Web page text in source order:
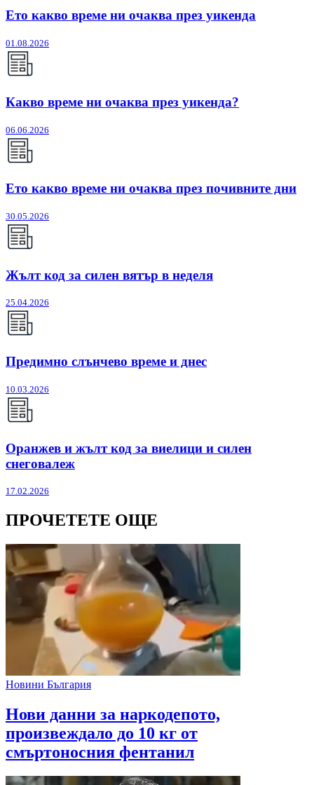
Ето какво време ни очаква през уикенда
01.08.2026
Какво време ни очаква през уикенда?
06.06.2026
Ето какво време ни очаква през почивните дни
30.05.2026
Жълт код за силен вятър в неделя
25.04.2026
Предимно слънчево време и днес
10.03.2026
Оранжев и жълт код за виелици и силен
снеговалеж
17.02.2026
ПРОЧЕТЕТЕ ОЩЕ
Новини България
Нови данни за наркодепото,
произвеждало до 10 кг от
смъртоносния фентанил